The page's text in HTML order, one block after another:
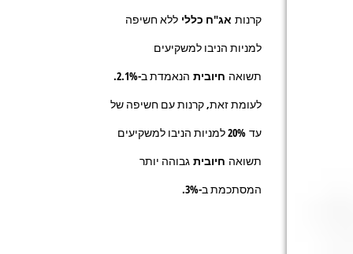
קרנות אג"ח כללי ללא חשיפה
למניות הניבו למשקיעים
תשואה חיובית הנאמדת ב- 2.1
%.
לעומת זאת, קרנות עם חשיפה של
עד
% למניות הניבו למשקיעים
תשואה חיובית גבוהה יותר
המסתכמת ב-3%
.